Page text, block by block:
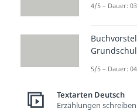
Du
lustigen
4/5 – Dauer:
5/5 – Dauer:
Textarten Deutsch
Erzählungen schreiben